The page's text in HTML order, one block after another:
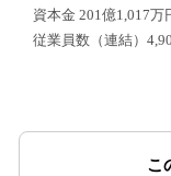
資本金 201億1,017万
従業員数（連結）
こ